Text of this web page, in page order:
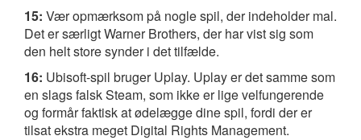
15: Vær opmærksom på nogle spil, der indeholder mal.
Det er særligt Warner Brothers, der har vist sig som
den helt store synder i det tilfælde.
16: Ubisoft-spil bruger Uplay. Uplay er det samme som
en slags falsk Steam, som ikke er lige velfungerende
og formår faktisk at ødelægge dine spil, fordi der er
tilsat ekstra meget Digital Rights Management.